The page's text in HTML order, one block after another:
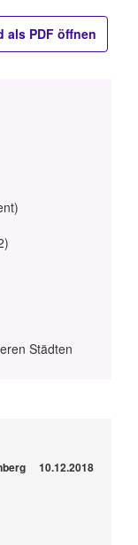
als PDF öffnen
Städten
10.12.2018